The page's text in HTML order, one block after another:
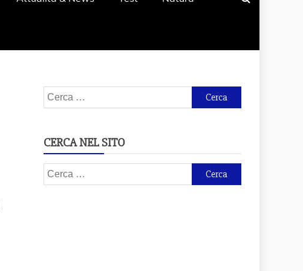
Ricerca
per:
CERCA NEL SITO
Ricerca
per: